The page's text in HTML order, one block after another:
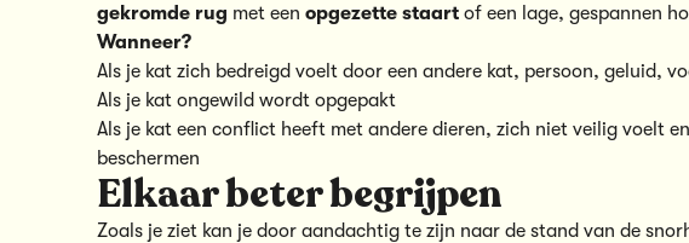
gekromde rug met een opgezette staart of een lage, gespannen
Wanneer?
Als je kat zich bedreigd voelt door een andere kat, persoon, geluid,
Als je kat ongewild wordt opgepakt
Als je kat een conflict heeft met andere dieren, zich niet veilig voelt
beschermen
Elkaar beter begrijpen
Zoals je ziet kan je door aandachtig te zijn naar de stand van de